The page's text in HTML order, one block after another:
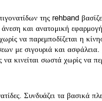
της rehband
άνεση και ανατομική
να παρεμποδίζεται η
με σιγουριά και
κινείται σωστά χωρίς να
Συνδυάζει τα βασικά